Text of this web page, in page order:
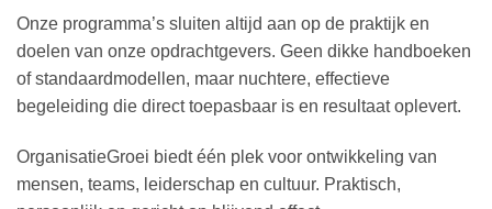
Onze programma’s sluiten altijd aan op de praktijk en
doelen van onze opdrachtgevers. Geen dikke handboeken
of standaardmodellen, maar nuchtere, effectieve
begeleiding die direct toepasbaar is en resultaat oplevert.
OrganisatieGroei biedt één plek voor ontwikkeling van
mensen, teams, leiderschap en cultuur. Praktisch,